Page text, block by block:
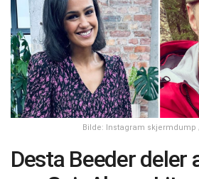
Bilde: Instagram
Desta Beeder